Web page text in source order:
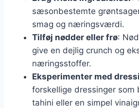
sæsonbestemte
smag og næringsværdi.
Tilføj nødder eller frø:
give en dejlig crunch og
næringsstoffer.
Eksperimenter med
forskellige dressinger som
tahini eller en simpel